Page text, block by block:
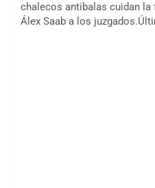
chalecos antibalas cuidan la
Álex Saab a los